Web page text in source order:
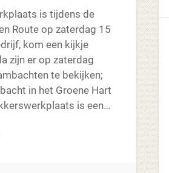
is tijdens de
Route op zaterdag 15
kom een kijkje
zijn er op zaterdag
te bekijken;
in het Groene Hart
is een…